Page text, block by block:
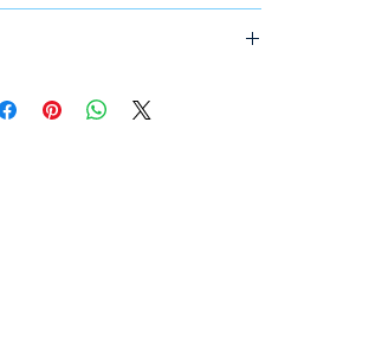
realizan por medio de